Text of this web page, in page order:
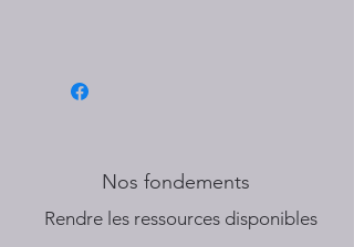
Nos fondements
​Rendre les ressources disponibles